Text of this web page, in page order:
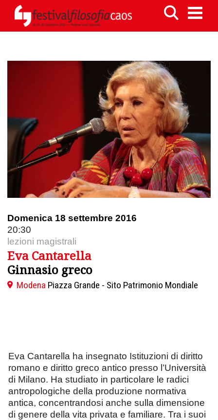
Domenica 18 settembre 2016
20:30
lezioni magistrali
Eva Cantarella
Ginnasio greco
Modena Piazza Grande - Sito Patrimonio Mondiale
Eva Cantarella ha insegnato Istituzioni di diritto
romano e diritto greco antico presso l’Università
di Milano. Ha studiato in particolare le radici
antropologiche della produzione normativa
antica, concentrandosi anche sulla dimensione
di genere della vita privata e familiare. Tra i suoi